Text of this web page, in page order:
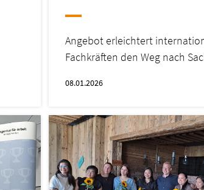
Angebot erleichtert
Fachkräften den Weg nach
08.01.2026